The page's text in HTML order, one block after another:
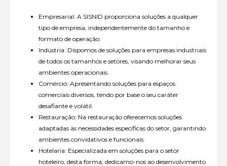
Empresarial: A SISNID proporciona soluções a qualquer
tipo de empresa, independentemente do tamanho e
formato de operação.
Indústria: Dispomos de soluções para empresas industriais
de todos os tamanhos e setores, visando melhorar seus
ambientes operacionais.
Comércio: Apresentando soluções para espaços
comerciais diversos, tendo por base o seu caráter
desafiante e volátil.
Restauração: Na restauração oferecemos soluções
adaptadas às necessidades específicas do setor, garantindo
ambientes convidativos e funcionais.
Hotelaria: Especializada em soluções para o setor
hoteleiro, desta forma, dedicamo-nos ao desenvolvimento